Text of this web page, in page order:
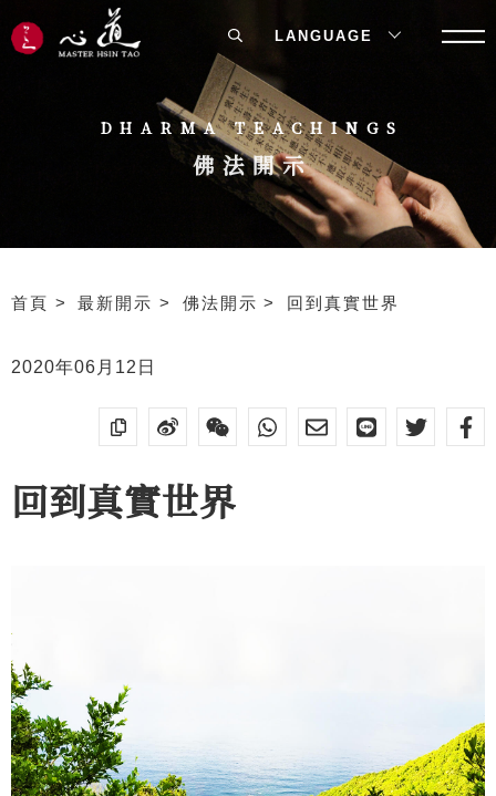
DHARMA TEACHINGS
佛法開示
首頁 最新開示 佛法開示 回到真實世界
2020年06月12日
回到真實世界
LANGUAGE